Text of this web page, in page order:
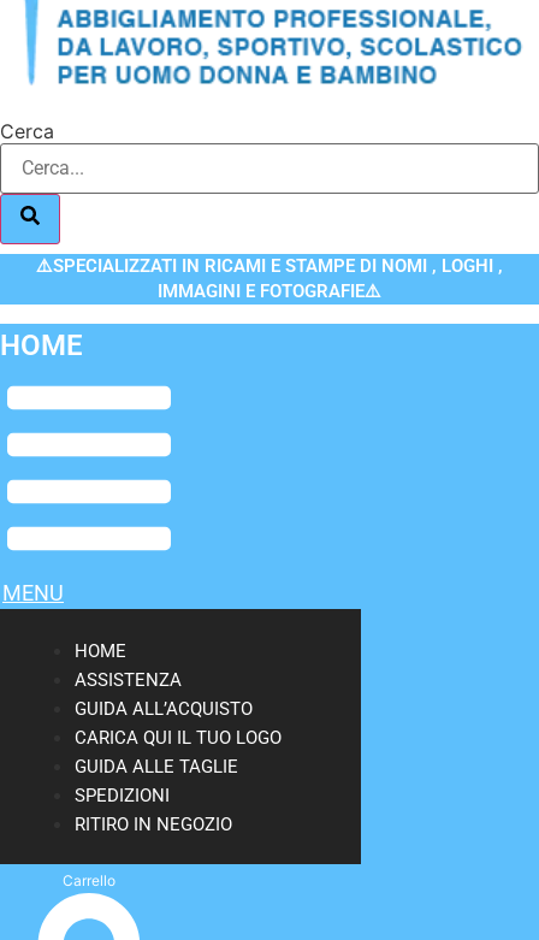
Cerca
⚠️SPECIALIZZATI IN RICAMI E STAMPE DI NOMI , LOGHI ,
IMMAGINI E FOTOGRAFIE⚠️
HOME
Flyout
Menu
MENU
HOME
ASSISTENZA
GUIDA ALL’ACQUISTO
CARICA QUI IL TUO LOGO
GUIDA ALLE TAGLIE
SPEDIZIONI
RITIRO IN NEGOZIO
Carrello